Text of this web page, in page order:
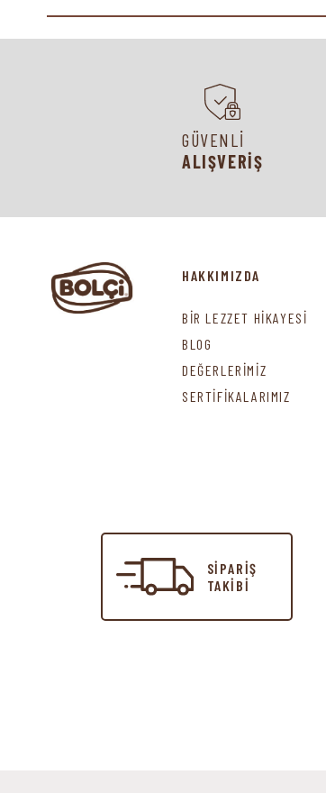
GÜVENLİ
ALIŞVERİŞ
HAKKIMIZDA
BİR LEZZET HİKAYESİ
BLOG
DEĞERLERİMİZ
SERTİFİKALARIMIZ
SİPARİŞ
TAKİBİ